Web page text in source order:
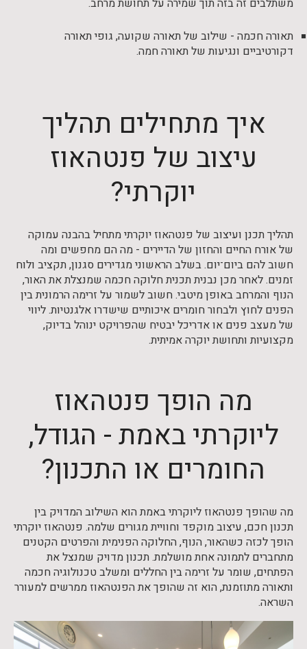
משתלבים זה בזה תוך שמירה על תחושת מרחב.
תאורה חכמה - שילוב של תאורה שקועה, גופי תאורה
דקורטיביים ונגיעות של תאורה חמה.
איך מתחילים תהליך
עיצוב של פנטהאוז
יוקרתי?
תהליך תכנן ועיצוב של פנטהאוז יוקרתי מתחיל בהבנה עמוקה
של אורח החיים והחזון של הדיירים - מה הם מחפשים ומה
חשוב להם ביום־יום. בשלב הראשוני מגדירים סגנון, תקציב ולוח
זמנים. לאחר מכן נבנית תכנית חלוקה חכמה שמנצלת את האור,
הנוף והמרחב באופן מיטבי. חשוב לשמור על זרימה הרמונית בין
הפנים לחוץ ולבחור חומרים איכותיים שישדרו אלגנטיות. ליווי
של מעצב פנים או אדריכל יבטיח שהפרויקט ינוהל בדיוק,
מקצועיות ותחושת יוקרה אמיתית.
מה הופך פנטהאוז
ליוקרתי באמת - הגודל,
החומרים או התכנון?
מה שהופך פנטהאוז ליוקרתי באמת הוא השילוב המדויק בין
תכנון חכם, עיצוב מוקפד וחוויית מגורים שלמה. פנטהאוז יוקרתי
הופך לכזה כשהאור, הנוף, החלוקה הפנימית והפרטים הקטנים
מתחברים לתמונה אחת מושלמת. תכנון מדויק שמנצל את
הפתחים, שומר על זרימה בין החללים ומשלב טכנולוגיה חכמה
ותאורה מתוזמנת, הוא זה שהופך את הפנטהאוז ממרשים למעורר
השראה.